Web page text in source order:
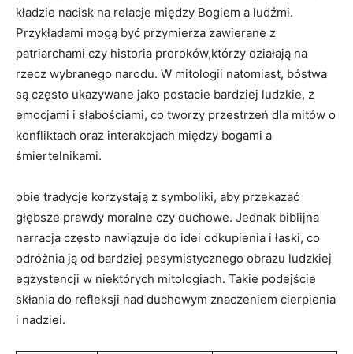
kładzie nacisk na relacje między Bogiem a ludźmi.
Przykładami mogą być przymierza zawierane z
patriarchami czy historia proroków,którzy działają na
rzecz wybranego narodu. W mitologii natomiast, bóstwa
są często ukazywane jako postacie bardziej ludzkie, z
emocjami i słabościami, co tworzy przestrzeń dla mitów o
konfliktach oraz interakcjach między bogami a
śmiertelnikami.
obie tradycje korzystają z symboliki, aby przekazać
głębsze prawdy moralne czy duchowe. Jednak biblijna
narracja często nawiązuje do idei odkupienia i łaski, co
odróżnia ją od bardziej pesymistycznego obrazu ludzkiej
egzystencji w niektórych mitologiach. Takie podejście
skłania do refleksji nad duchowym znaczeniem cierpienia
i nadziei.